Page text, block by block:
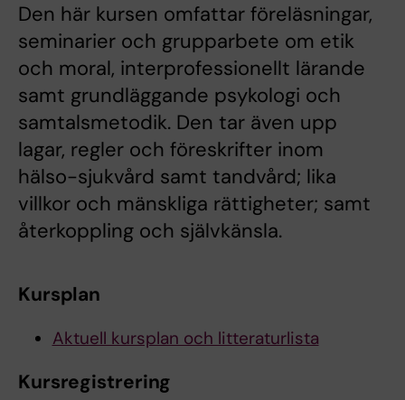
Den här kursen omfattar föreläsningar,
seminarier och grupparbete om etik
och moral, interprofessionellt lärande
samt grundläggande psykologi och
samtalsmetodik. Den tar även upp
lagar, regler och föreskrifter inom
hälso-sjukvård samt tandvård; lika
villkor och mänskliga rättigheter; samt
återkoppling och självkänsla.
Kursplan
Aktuell kursplan och litteraturlista
Kursregistrering